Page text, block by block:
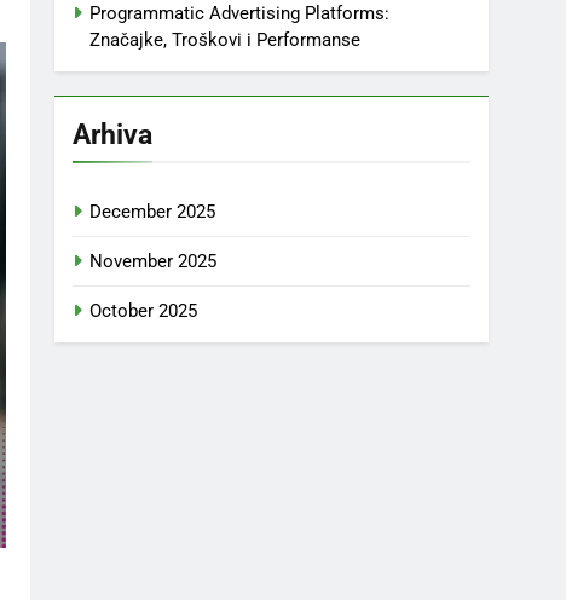
Programmatic Advertising Platforms:
Značajke, Troškovi i Performanse
Arhiva
December 2025
November 2025
October 2025